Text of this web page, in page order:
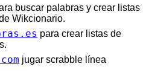
buscar palabras y crear listas
Wikcionario.
para crear listas de
jugar scrabble línea